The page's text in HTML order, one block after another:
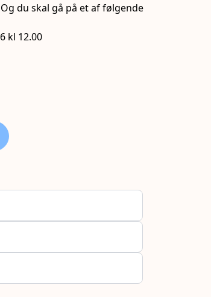
du skal gå på et af følgende
kl 12.00